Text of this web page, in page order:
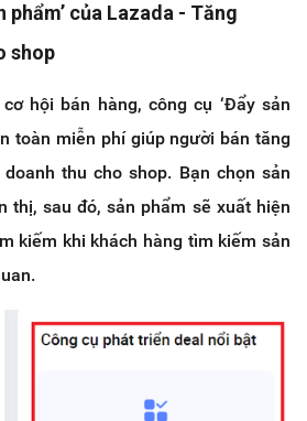
phẩm’ của Lazada - Tăng
shop
hội bán hàng, công cụ ‘Đẩy sản
toàn miễn phí giúp người bán tăng
thu cho shop. Bạn chọn sản
thị, sau đó, sản phẩm sẽ xuất hiện
kiếm khi khách hàng tìm kiếm sản